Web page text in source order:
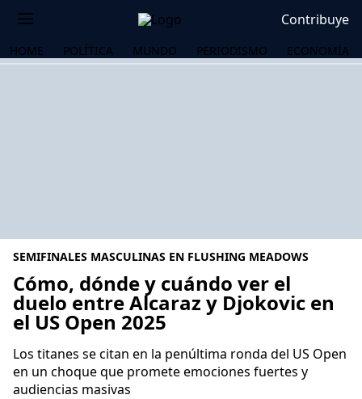
Contribuye
HOME POLÍTICA MUNDO PERIODISMO ECONOMÍA
SEMIFINALES MASCULINAS EN FLUSHING MEADOWS
Cómo, dónde y cuándo ver el
duelo entre Alcaraz y Djokovic en
el US Open 2025
Los titanes se citan en la penúltima ronda del US Open
en un choque que promete emociones fuertes y
audiencias masivas